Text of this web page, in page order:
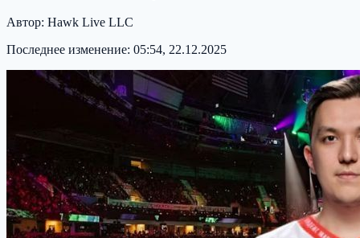
Автор: Hawk Live LLC
Последнее изменение: 05:54, 22.12.2025